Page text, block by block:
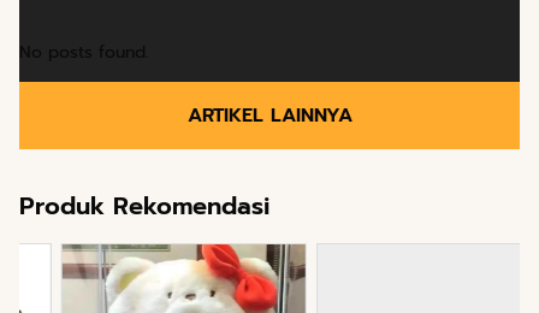
No posts found.
ARTIKEL LAINNYA
Produk Rekomendasi